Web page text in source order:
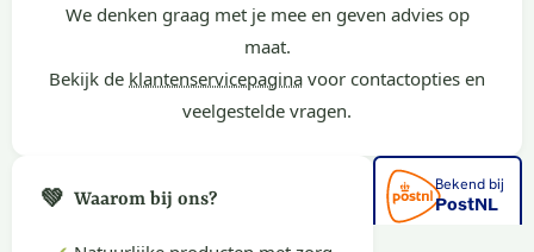
We denken graag met je mee en geven advies op
maat.
Bekijk de klantenservicepagina voor contactopties en
veelgestelde vragen.
💚 Waarom bij ons?